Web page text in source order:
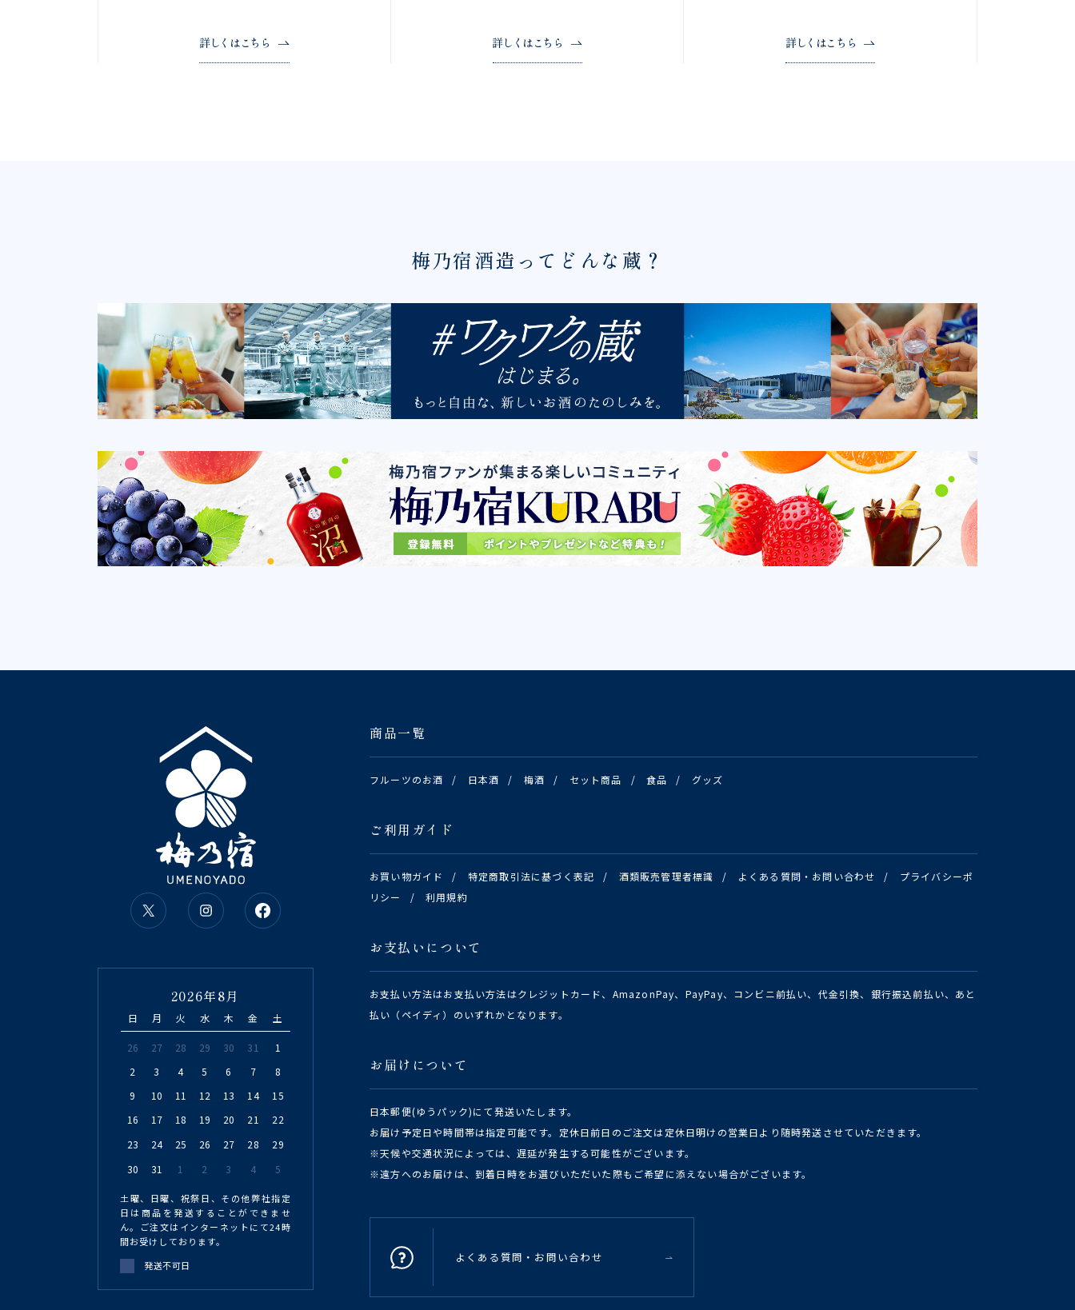
詳しくはこちら 詳しくはこちら 詳しくはこちら
梅乃宿酒造ってどんな蔵？
商品一覧
フルーツのお酒 / 日本酒 / 梅酒 / セット商品 / 食品 / グッズ
ご利用ガイド
お買い物ガイド / 特定商取引法に基づく表記 / 酒類販売管理者標識 / よくある質問・お問い合わせ /
プライバシーポ
リシー
/ 利用規約
お支払いについて
お支払い方法はお支払い方法はクレジットカード、AmazonPay、PayPay、コンビニ前払い、代金引換、銀行振込前払い、あと
払い（ペイディ）のいずれかとなります。
お届けについて
日本郵便(ゆうパック)にて発送いたします。
お届け予定日や時間帯は指定可能です。定休日前日のご注文は定休日明けの営業日より随時発送させていただきます。
※天候や交通状況によっては、遅延が発生する可能性がございます。
※遠方へのお届けは、到着日時をお選びいただいた際もご希望に添えない場合がございます。
よくある質問・お問い合わせ
2026年8月
日 月 火 水 木 金 土
26 27 28 29 30 31
1
2
3 4 5 6 7
8
9
10 11 12 13 14
15
16
17 18 19 20 21
22
23
24 25 26 27 28
29
30
31 1 2 3 4 5
土曜、日曜、祝祭日、その他弊社指定
日は商品を発送することができませ
ん。ご注文はインターネットにて24時
間お受けしております。
発送不可日